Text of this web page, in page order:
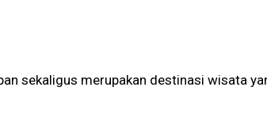
sekaligus merupakan destinasi wisata